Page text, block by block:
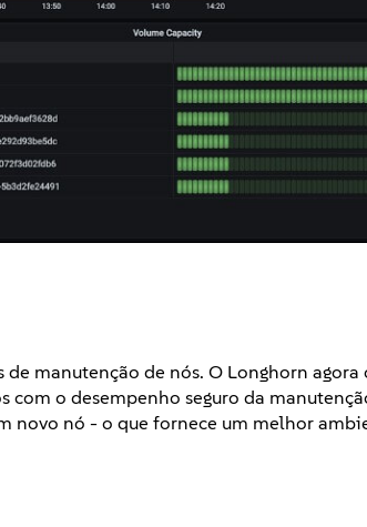
manutenção de nós. O Longhorn agora
com o desempenho seguro da
novo nó - o que fornece um melhor